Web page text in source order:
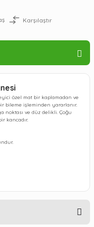
Karşılaştır
özel mat bir kaplamadan ve
bileme işleminden yararlanır.
noktası ve düz delikli. Çoğu
kancadır.